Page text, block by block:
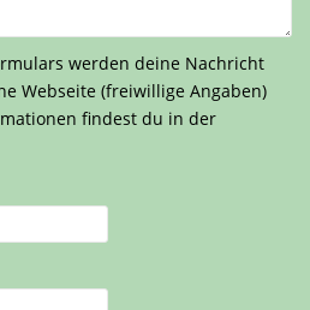
werden deine Nachricht
Webseite (freiwillige Angaben)
findest du in der